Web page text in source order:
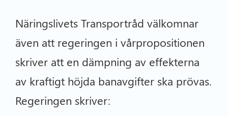
Näringslivets Transportråd välkomnar
även att regeringen i vårpropositionen
skriver att en dämpning av effekterna
av kraftigt höjda banavgifter ska prövas.
Regeringen skriver: